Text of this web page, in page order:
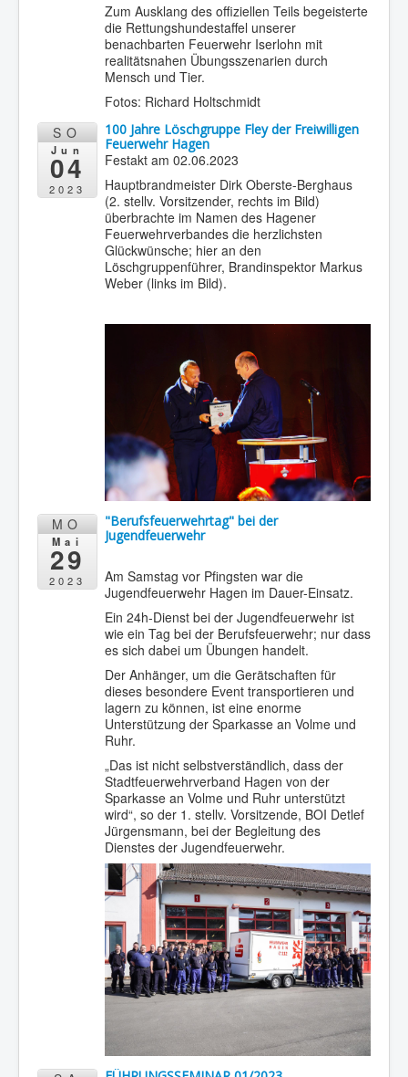
Zum Ausklang des offiziellen Teils begeisterte
die Rettungshundestaffel unserer
benachbarten Feuerwehr Iserlohn mit
realitätsnahen Übungsszenarien durch
Mensch und Tier.
Fotos: Richard Holtschmidt
SO
Jun
04
2023
100 Jahre Löschgruppe Fley der Freiwilligen
Feuerwehr Hagen
Festakt am 02.06.2023
Hauptbrandmeister Dirk Oberste-Berghaus
(2. stellv. Vorsitzender, rechts im Bild)
überbrachte im Namen des Hagener
Feuerwehrverbandes die herzlichsten
Glückwünsche; hier an den
Löschgruppenführer, Brandinspektor Markus
Weber (links im Bild).
MO
Mai
29
2023
"Berufsfeuerwehrtag" bei der
Jugendfeuerwehr
Am Samstag vor Pfingsten war die
Jugendfeuerwehr Hagen im Dauer-Einsatz.
Ein 24h-Dienst bei der Jugendfeuerwehr ist
wie ein Tag bei der Berufsfeuerwehr; nur dass
es sich dabei um Übungen handelt.
Der Anhänger, um die Gerätschaften für
dieses besondere Event transportieren und
lagern zu können, ist eine enorme
Unterstützung der Sparkasse an Volme und
Ruhr.
„Das ist nicht selbstverständlich, dass der
Stadtfeuerwehrverband Hagen von der
Sparkasse an Volme und Ruhr unterstützt
wird“, so der 1. stellv. Vorsitzende, BOI Detlef
Jürgensmann, bei der Begleitung des
Dienstes der Jugendfeuerwehr.